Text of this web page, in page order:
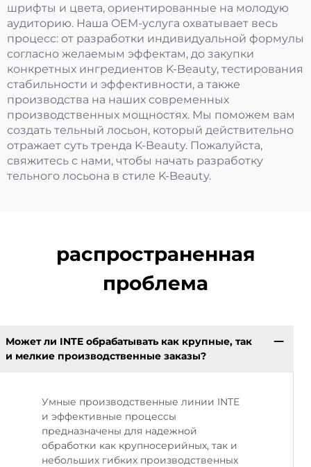
шрифты и цвета, ориентированные на молодую
аудиторию. Наша OEM-услуга охватывает весь
процесс: от разработки индивидуальной формулы
согласно желаемым эффектам, до закупки
конкретных ингредиентов K-Beauty, тестирования
стабильности и эффективности, а также
производства на наших современных
производственных мощностях. Мы поможем вам
создать тельный лосьон, который действительно
отражает суть тренда K-Beauty. Пожалуйста,
свяжитесь с нами, чтобы начать разработку
тельного лосьона в стиле K-Beauty.
распространенная
проблема
Может ли INTE обрабатывать как крупные, так
и мелкие производственные заказы?
Умные производственные линии INTE
и эффективные процессы
предназначены для надежной
обработки как крупносерийных, так и
небольших гибких производственных